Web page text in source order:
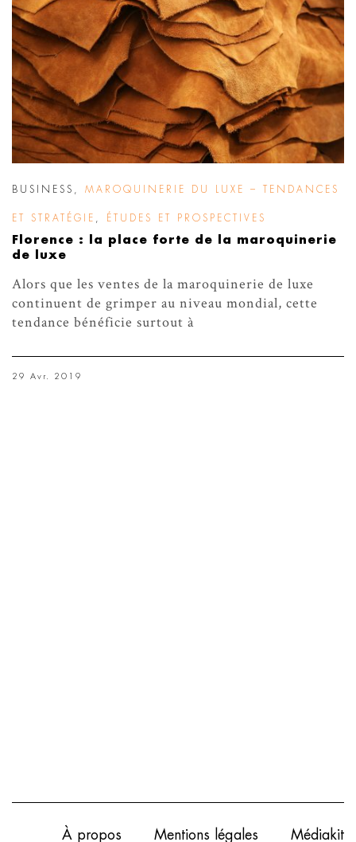
BUSINESS MAROQUINERIE DU LUXE – TENDANCES
ET STRATÉGIE ÉTUDES ET PROSPECTIVES
Florence : la place forte de la maroquinerie
de luxe
Alors que les ventes de la maroquinerie de luxe
continuent de grimper au niveau mondial, cette
tendance bénéficie surtout à
29 Avr. 2019
À propos Mentions légales Médiakit